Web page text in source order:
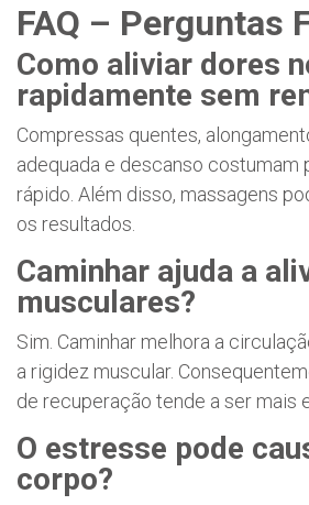
FAQ – Perguntas
Como aliviar dores
rapidamente sem
Compressas quentes,
adequada e descanso costumam
rápido. Além disso, massagens
os resultados.
Caminhar ajuda a
musculares?
Sim. Caminhar melhora a
a rigidez muscular.
de recuperação tende a ser mais
O estresse pode
corpo?